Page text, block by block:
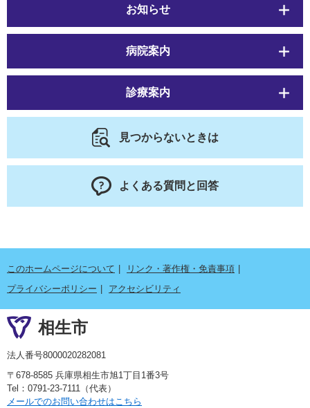
お知らせ
病院案内
診療案内
見つからないときは
よくある質問と回答
このホームページについて
リンク・著作権・免責事項
プライバシーポリシー
アクセシビリティ
相生市
法人番号8000020282081
〒678-8585 兵庫県相生市旭1丁目1番3号
Tel：0791-23-7111（代表）
メールでのお問い合わせはこちら